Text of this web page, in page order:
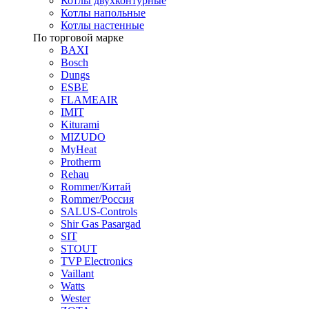
Котлы напольные
Котлы настенные
По торговой марке
BAXI
Bosch
Dungs
ESBE
FLAMEAIR
IMIT
Kiturami
MIZUDO
MyHeat
Protherm
Rehau
Rommer/Китай
Rommer/Россия
SALUS-Controls
Shir Gas Pasargad
SIT
STOUT
TVP Electronics
Vaillant
Watts
Wester